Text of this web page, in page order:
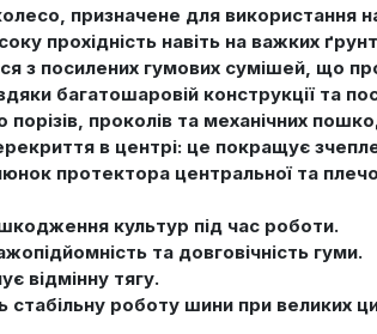
призначене для використання
прохідність навіть на важких
з посилених гумових сумішей, що
багатошаровій конструкції та
проколів та механічних
в центрі: це покращує
протектора центральної та
культур під час роботи.
та довговічність гуми.
відмінну тягу.
роботу шини при великих